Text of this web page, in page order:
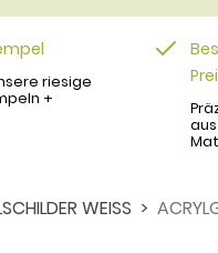
riesige
+
WEISS